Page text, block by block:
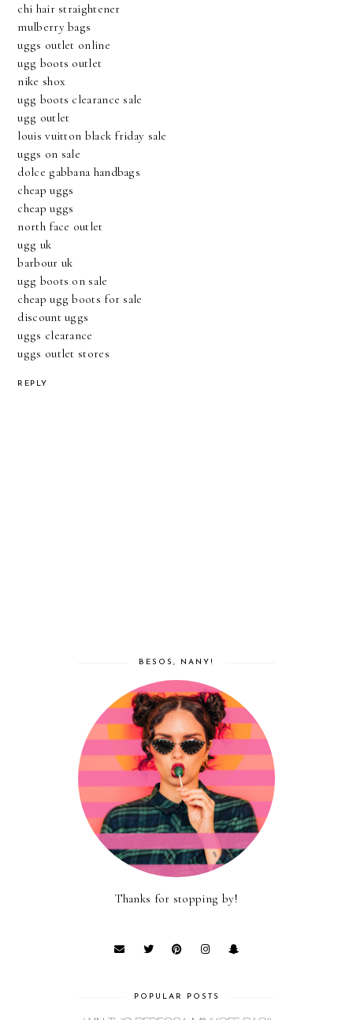
chi hair straightener
mulberry bags
uggs outlet online
ugg boots outlet
nike shox
ugg boots clearance sale
ugg outlet
louis vuitton black friday sale
uggs on sale
dolce gabbana handbags
cheap uggs
cheap uggs
north face outlet
ugg uk
barbour uk
ugg boots on sale
cheap ugg boots for sale
discount uggs
uggs clearance
uggs outlet stores
REPLY
BESOS, NANY!
Thanks for stopping by!
POPULAR POSTS